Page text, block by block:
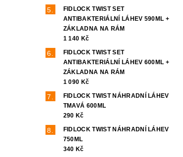
FIDLOCK TWIST SET
ANTIBAKTERIÁLNÍ LÁHEV 590ML +
ZÁKLADNA NA RÁM
1 140 Kč
FIDLOCK TWIST SET
ANTIBAKTERIÁLNÍ LÁHEV 600ML +
ZÁKLADNA NA RÁM
1 090 Kč
FIDLOCK TWIST NÁHRADNÍ LÁHEV
TMAVÁ 600ML
290 Kč
FIDLOCK TWIST NÁHRADNÍ LÁHEV
750ML
340 Kč